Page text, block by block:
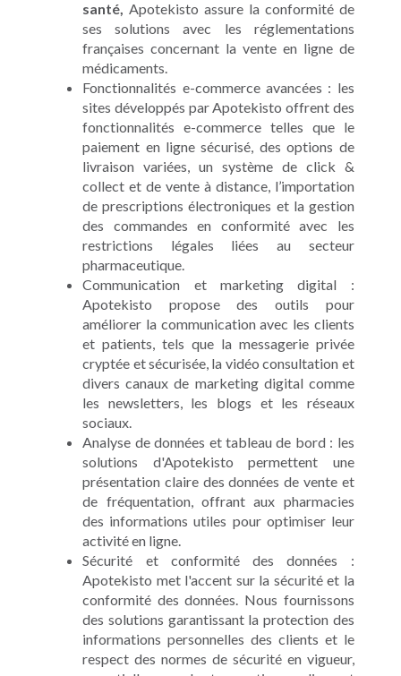
santé,Apotekisto assure la conformité de
ses solutions avec les réglementations
françaises concernant la vente en ligne de
médicaments.
Fonctionnalités e-commerce avancées : les
sites développés par Apotekisto offrent des
fonctionnalités e-commerce telles que le
paiement en ligne sécurisé, des options de
livraison variées, un système de click &
collect et de vente à distance, l’importation
de prescriptions électroniques et la gestion
des commandes en conformité avec les
restrictions légales liées au secteur
pharmaceutique.
Communication et marketing digital :
Apotekisto propose des outils pour
améliorer la communication avec les clients
et patients, tels que la messagerie privée
cryptée et sécurisée, la vidéo consultation et
divers canaux de marketing digital comme
les newsletters, les blogs et les réseaux
sociaux.
Analyse de données et tableau de bord : les
solutions d'Apotekisto permettent une
présentation claire des données de vente et
de fréquentation, offrant aux pharmacies
des informations utiles pour optimiser leur
activité en ligne.
Sécurité et conformité des données :
Apotekisto met l'accent sur la sécurité et la
conformité des données. Nous fournissons
des solutions garantissant la protection des
informations personnelles des clients et le
respect des normes de sécurité en vigueur,